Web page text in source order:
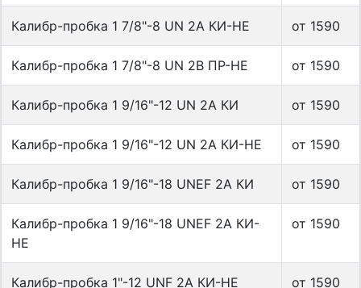
Калибр-пробка 1 7/8"-8 UN 2A КИ-НЕ от 1590
Калибр-пробка 1 7/8"-8 UN 2B ПР-НЕ от 1590
Калибр-пробка 1 9/16"-12 UN 2A КИ от 1590
Калибр-пробка 1 9/16"-12 UN 2A КИ-НЕ от 1590
Калибр-пробка 1 9/16"-18 UNEF 2A КИ от 1590
Калибр-пробка 1 9/16"-18 UNEF 2A КИ-
НЕ
от 1590
Калибр-пробка 1"-12 UNF 2A КИ-НЕ от 1590